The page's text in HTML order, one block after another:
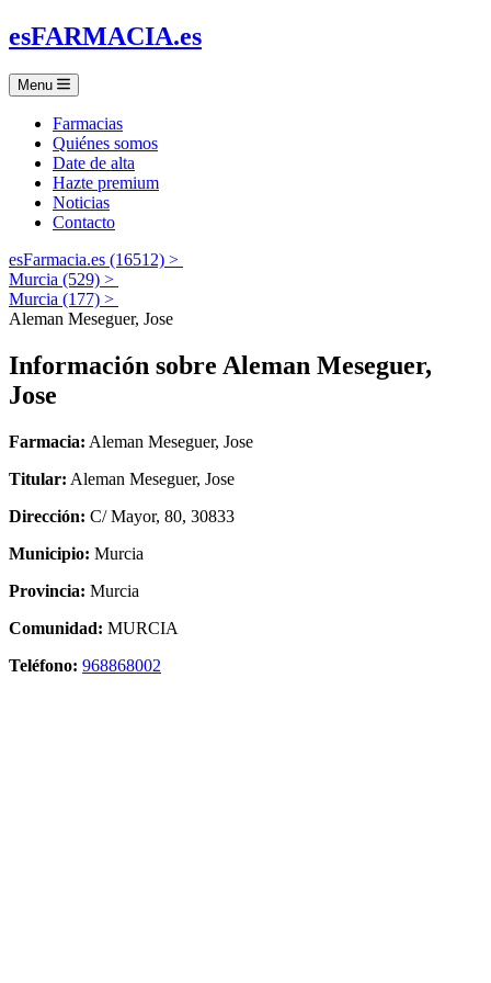
esFARMACIA.es
Menu
Farmacias
Quiénes somos
Date de alta
Hazte premium
Noticias
Contacto
esFarmacia.es (16512) >
Murcia (529) >
Murcia (177) >
Aleman Meseguer, Jose
Información sobre Aleman Meseguer,
Jose
Farmacia: Aleman Meseguer, Jose
Titular: Aleman Meseguer, Jose
Dirección: C/ Mayor, 80, 30833
Municipio: Murcia
Provincia: Murcia
Comunidad: MURCIA
Teléfono: 968868002